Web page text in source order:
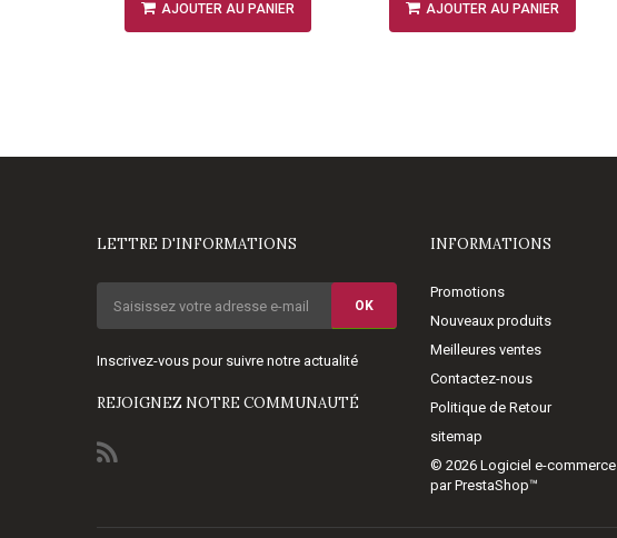
AJOUTER AU PANIER AJOUTER AU PANIER
LETTRE D'INFORMATIONS
OK
Inscrivez-vous pour suivre notre actualité
REJOIGNEZ NOTRE COMMUNAUTÉ
INFORMATIONS
Promotions
Nouveaux produits
Meilleures ventes
Contactez-nous
Politique de Retour
sitemap
© 2026 Logiciel e-commerce
par PrestaShop™